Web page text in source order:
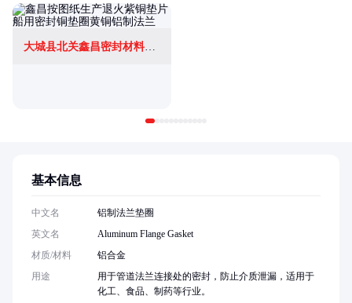
大城县北关鑫昌密封材料销售部
基本信息
中文名
铝制法兰垫圈
英文名
Aluminum Flange Gasket
材质/材料
铝合金
用途
用于管道法兰连接处的密封，防止介质泄漏，适用于
化工、食品、制药等行业。